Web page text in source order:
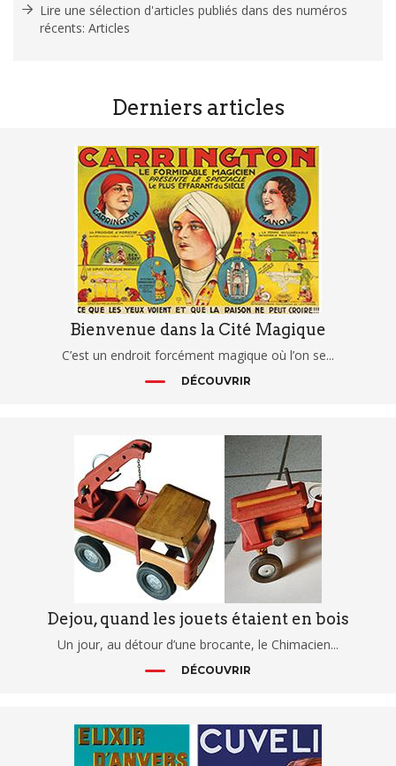
Lire une sélection d'articles publiés dans des numéros
récents: Articles
Derniers articles
Bienvenue dans la Cité Magique
C’est un endroit forcément magique où l’on se...
DÉCOUVRIR
Dejou, quand les jouets étaient en bois
Un jour, au détour d’une brocante, le Chimacien...
DÉCOUVRIR